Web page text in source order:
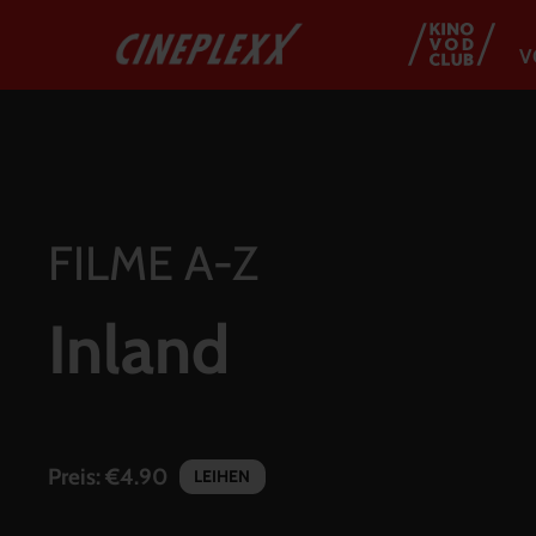
FILME A-Z
Inland
Preis: €4.90 LEIHEN